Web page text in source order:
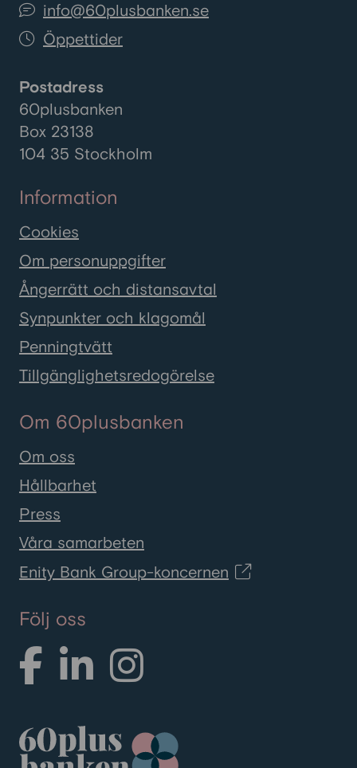
info@60plusbanken.se
Öppettider
Postadress
60plusbanken
Box 23138
104 35 Stockholm
Information
Cookies
Om personuppgifter
Ångerrätt och distansavtal
Synpunkter och klagomål
Penningtvätt
Tillgänglighetsredogörelse
Om 60plusbanken
Om oss
Hållbarhet
Press
Våra samarbeten
Enity Bank Group-koncernen
Följ oss